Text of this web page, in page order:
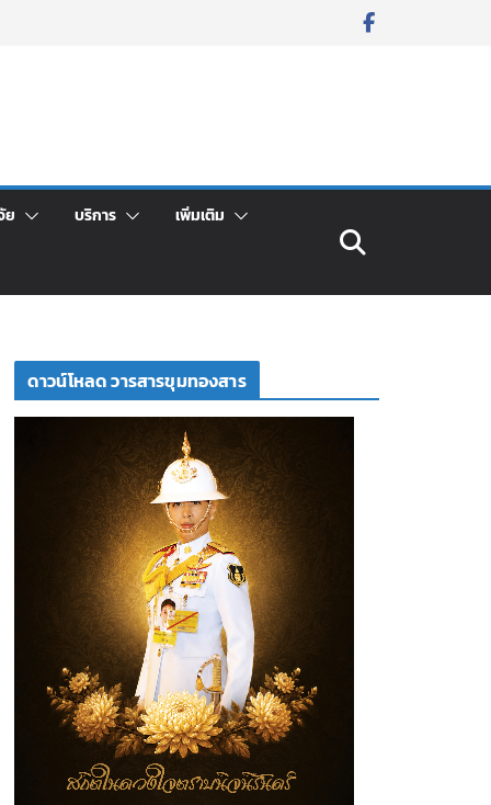
ย บริการ เพิ่มเติม
ดาวน์โหลด วารสารขุมทองสาร